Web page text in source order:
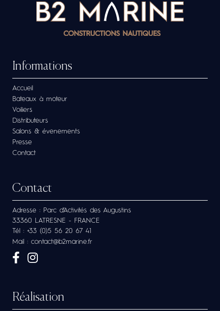
Informations
Accueil
Bateaux à moteur
Voiliers
Distributeurs
Salons & évenements
Presse
Contact
Contact
Adresse : Parc d’Activités des Augustins
33360 LATRESNE - FRANCE
Tél : +33 (0)5 56 20 67 41
Mail : contact@b2marine.fr
Réalisation